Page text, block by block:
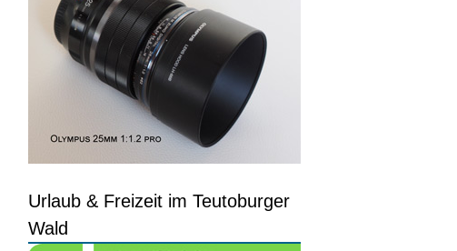
Urlaub & Freizeit im Teutoburger
Wald